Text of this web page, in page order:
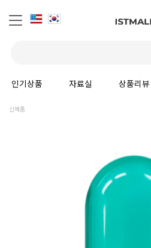
인기상품 자료실 상품리뷰
신제품